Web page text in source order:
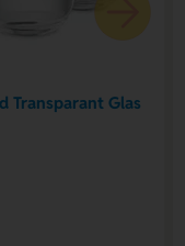
Transparant Glas